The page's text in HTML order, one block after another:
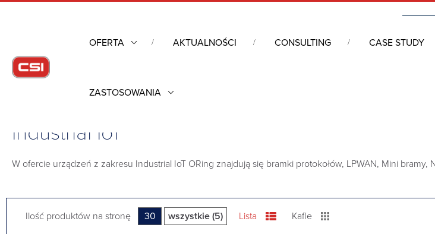
OFERTA AKTUALNOŚCI CONSULTING CASE STUDY
ZASTOSOWANIA
Komunikacja przemysłowa
Industrial IoT
W ofercie urządzeń z zakresu Industrial IoT ORing znajdują się bramki protokołów, LPWAN, Mini
Ilość produktów na stronę 30 wszystkie (5) Lista Kafle